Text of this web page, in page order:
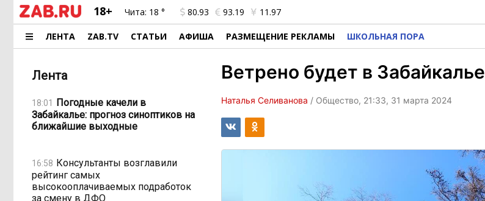
18+ Чита: 18 ° 80.93 93.19 11.97
ЛЕНТА ZAB.TV СТАТЬИ АФИША РАЗМЕЩЕНИЕ РЕКЛАМЫ ШКОЛЬНАЯ ПОРА
Лента
18:01 Погодные качели в
Забайкалье: прогноз синоптиков на
ближайшие выходные
16:58 Консультанты возглавили
рейтинг самых
высокооплачиваемых подработок
за смену в ДФО
Ветрено будет в Забайкалье
Наталья Селиванова / Общество, 21:33, 31 марта 2024